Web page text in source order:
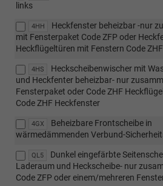
links
4HH
Heckfenster beheizbar -nur
mit Fensterpaket Code ZFP oder
Heckflügeltüren mit Fenstern Code ZHF
4HS
Heckscheibenwischer mit
und Heckfenter beheizbar- nur
Fensterpaket oder Code ZHF
Code ZHF Heckfenster
4GX
Beheizbare Frontscheibe in
wärmedämmenden Verbund-
QL5
Dunkel eingefärbte
Laderaum und Heckscheibe- nur
Code ZFP oder einem/mehreren